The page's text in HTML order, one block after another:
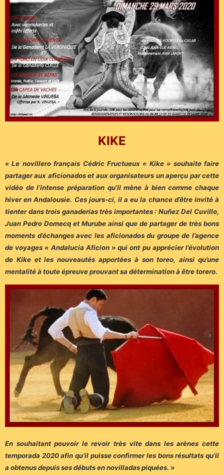
KIKE
«Le novillero français Cédric Fructueux « Kike » souhaite faire
partager aux aficionados et aux organisateurs un aperçu par cette
vidéo de l’intense préparation qu’il mène à bien comme chaque
hiver en Andalousie. Ces jours-ci, il a eu la chance d’être invité à
tienter dans trois ganaderias très importantes : Nuñez Del Cuvillo,
Juan Pedro Domecq et Murube ainsi que de partager de très bons
moments d’échanges avec les aficionados du groupe de l’agence
de voyages « Andalucia Aficion » qui ont pu apprécier l’évolution
de Kike et les nouveautés apportées à son toreo, ainsi qu’une
mentalité à toute épreuve prouvant sa détermination à être torero.
En souhaitant pouvoir le revoir très vite dans les arènes cette
temporada 2020 afin qu’il puisse confirmer les bons résultats qu’il
a obtenus depuis ses débuts en novilladas piquées. »